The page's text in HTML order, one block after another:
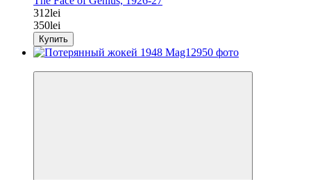
312lei
350lei
Купить